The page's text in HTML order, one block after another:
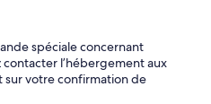
spéciale concernant
contacter l’hébergement aux
votre confirmation de